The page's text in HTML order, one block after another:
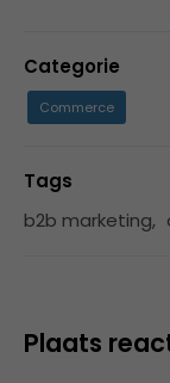
Categorie
Commerce
Tags
b2b marketing,
Plaats